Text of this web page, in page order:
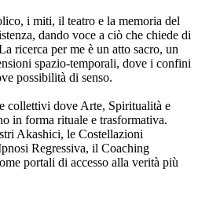
i miti, il teatro e la memoria del
dando voce a ciò che chiede di
ricerca per me è un atto sacro, un
spazio-temporali, dove i confini
possibilità di senso.
collettivi dove Arte, Spiritualità e
in forma rituale e trasformativa.
Akashici, le Costellazioni
Regressiva, il Coaching
portali di accesso alla verità più